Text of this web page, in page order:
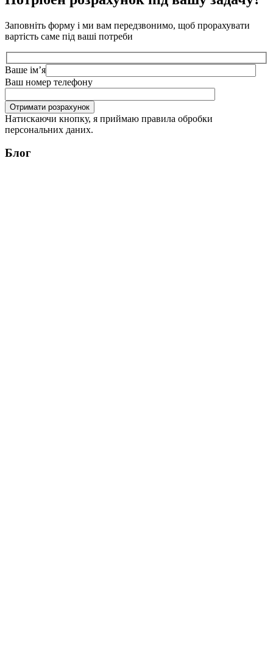
Заповніть форму і ми вам передзвонимо, щоб прорахувати
вартість саме під ваші потреби
Ваше імʼя
Ваш номер телефону
Отримати розрахунок
Натискаючи кнопку, я приймаю правила обробки
персональних даних.
Блог